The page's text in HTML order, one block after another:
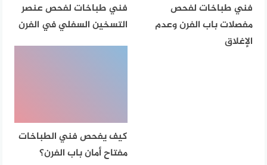
فني طباخات لفحص
مفصلات باب الفرن وعدم
الإغلاق
فني طباخات لفحص عنصر
التسخين السفلي في الفرن
كيف يفحص فني الطباخات
مفتاح أمان باب الفرن؟